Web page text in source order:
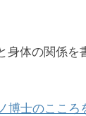
身体の関係を
博士のこころ